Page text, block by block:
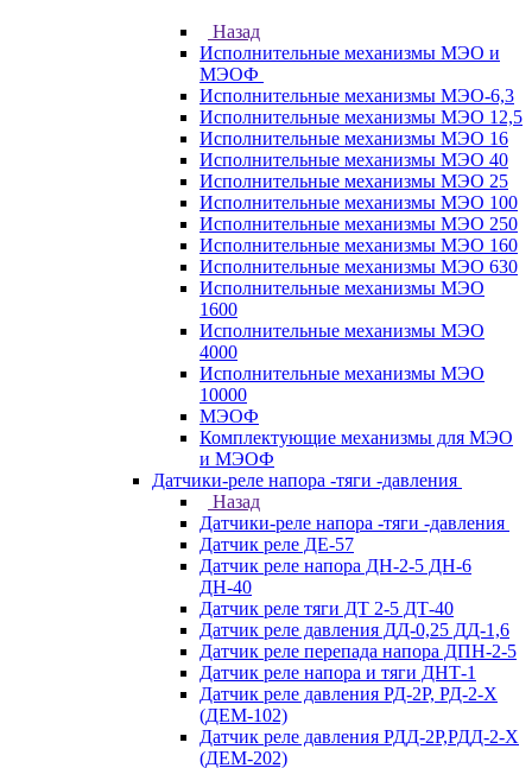
Назад
Исполнительные механизмы МЭО и
МЭОФ
Исполнительные механизмы МЭО-6,3
Исполнительные механизмы МЭО 12,5
Исполнительные механизмы МЭО 16
Исполнительные механизмы МЭО 40
Исполнительные механизмы МЭО 25
Исполнительные механизмы МЭО 100
Исполнительные механизмы МЭО 250
Исполнительные механизмы МЭО 160
Исполнительные механизмы МЭО 630
Исполнительные механизмы МЭО
1600
Исполнительные механизмы МЭО
4000
Исполнительные механизмы МЭО
10000
МЭОФ
Комплектующие механизмы для МЭО
и МЭОФ
Датчики-реле напора -тяги -давления
Назад
Датчики-реле напора -тяги -давления
Датчик реле ДЕ-57
Датчик реле напора ДН-2-5 ДН-6
ДН-40
Датчик реле тяги ДТ 2-5 ДТ-40
Датчик реле давления ДД-0,25 ДД-1,6
Датчик реле перепада напора ДПН-2-5
Датчик реле напора и тяги ДНТ-1
Датчик реле давления РД-2Р, РД-2-Х
(ДЕМ-102)
Датчик реле давления РДД-2Р,РДД-2-Х
(ДЕМ-202)